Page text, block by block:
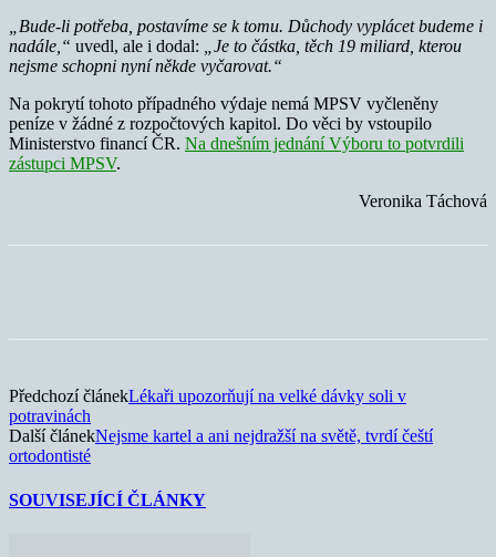
„Bude-li potřeba, postavíme se k tomu. Důchody vyplácet budeme i
nadále,“ uvedl, ale i dodal:
„Je to částka, těch 19 miliard, kterou
nejsme schopni nyní někde vyčarovat.“
Na pokrytí tohoto případného výdaje nemá MPSV vyčleněny
peníze v žádné z rozpočtových kapitol. Do věci by vstoupilo
Ministerstvo financí ČR. Na dnešním jednání Výboru to potvrdili
zástupci MPSV.
Veronika Táchová
Předchozí článekLékaři upozorňují na velké dávky soli v
potravinách
Další článekNejsme kartel a ani nejdražší na světě, tvrdí čeští
ortodontisté
SOUVISEJÍCÍ ČLÁNKY